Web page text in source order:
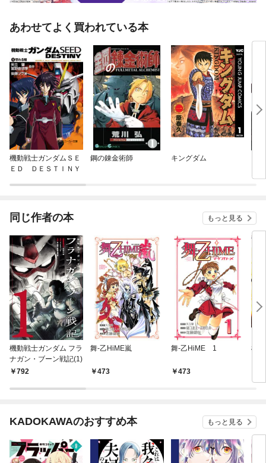
あわせてよく買われている本
機動戦士ガンダムＳＥ
ＥＤ ＤＥＳＴＩＮＹ
鋼の錬金術師 キングダム
同じ作者の本 もっと見る
機動戦士ガンダム フラ
ナガン・ブーン戦記(1)
792
舞-乙HiME嵐
473
舞-乙HiME 1
473
機
KADOKAWAのおすすめ本 もっと見る